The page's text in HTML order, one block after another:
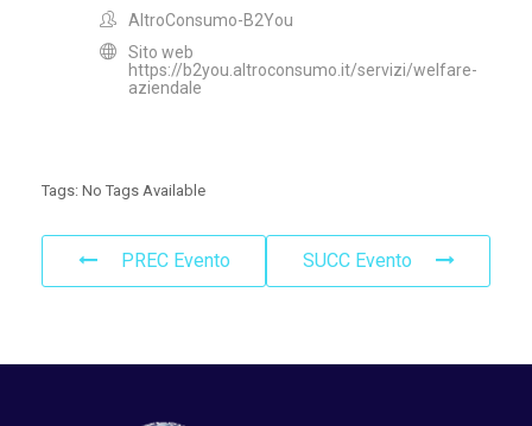
AltroConsumo-B2You
Sito web
https://b2you.altroconsumo.it/servizi/welfare-
aziendale
Tags: No Tags Available
PREC Evento SUCC Evento